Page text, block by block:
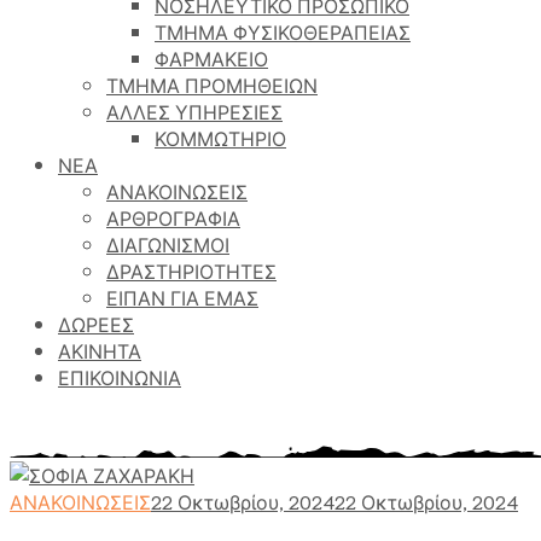
ΤΜΗΜΑ ΦΥΣΙΚΟΘΕΡΑΠΕΙΑΣ
ΦΑΡΜΑΚΕΙΟ
ΤΜΗΜΑ ΠΡΟΜΗΘΕΙΩΝ
ΑΛΛΕΣ ΥΠΗΡΕΣΙΕΣ
ΚΟΜΜΩΤΗΡΙΟ
ΝΕΑ
ΑΝΑΚΟΙΝΩΣΕΙΣ
ΑΡΘΡΟΓΡΑΦΙΑ
ΔΙΑΓΩΝΙΣΜΟΙ
ΔΡΑΣΤΗΡΙΟΤΗΤΕΣ
ΕΙΠΑΝ ΓΙΑ ΕΜΑΣ
ΔΩΡΕΕΣ
ΑΚΙΝΗΤΑ
ΕΠΙΚΟΙΝΩΝΙΑ
Ετικέτα:
ΑΝΑΚΟΙΝΩΣΕΙΣ22 Οκτωβρίου, 202422 Οκτωβρίου, 2024